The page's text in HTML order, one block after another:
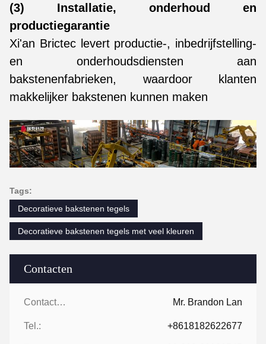
Contacten
Contacten: Mr. Brandon Lan
Tel.: +8618182622677
(3) Installatie, onderhoud en
productiegarantie
Xi'an Brictec levert productie-, inbedrijfstelling-
en onderhoudsdiensten aan
bakstenenfabrieken, waardoor klanten
makkelijker bakstenen kunnen maken
Tags:
Decoratieve bakstenen tegels
Decoratieve bakstenen tegels met veel kleuren